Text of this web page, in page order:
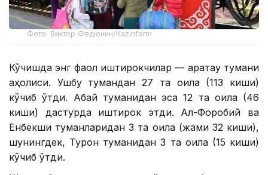
Фото: Виктор Федюнин/Kazinform
Кўчишда энг фаол иштирокчилар — Қаратау тумани
аҳолиси. Ушбу тумандан 27 та оила (113 киши)
кўчиб ўтди. Абай туманидан эса 12 та оила (46
киши) дастурда иштирок этди. Ал-Форобий ва
Енбекши туманларидан 3 та оила (жами 32 киши),
шунингдек, Турон туманидан 3 та оила (15 киши)
кўчиб ўтди.